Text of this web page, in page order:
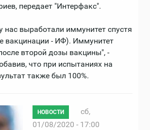
передает "Интерфакс".
нас выработали иммунитет спустя
вакцинации - ИФ). Иммунитет
второй дозы вакцины", -
что при испытаниях на
также был 100%.
НОВОСТИ
сб,
01/08/2020 - 17:00